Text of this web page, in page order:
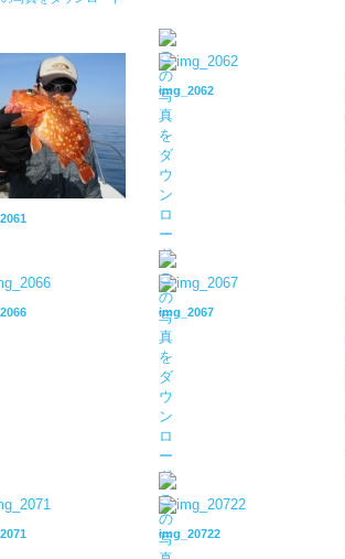
img_2062
img_2067
img_20722